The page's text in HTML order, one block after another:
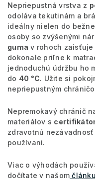
Nepriepustná vrstva z
odoláva tekutinám a
ideálny nielen do
osoby so zvýšenými
guma v rohoch
dokonale priľne k
jednoduchú údržbu ho
do 40 °C. Užite si
nepriepustným
Nepremokavý chránič
materiálov s
zdravotnú
používaní.
Viac o výhodách
dočítate v našom článku